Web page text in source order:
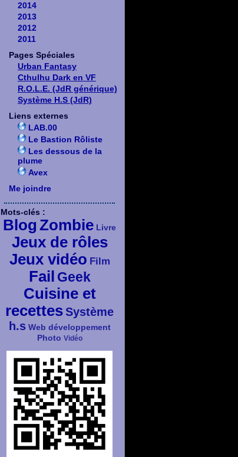
2014
2013
2012
2011
Pages Spéciales
Urban Fantasy
Cthulhu Dark en VF
R.O.L.E. (JdR générique)
Système H.S (JdR)
Liens externes
LAB.00
Le Bastion Rôliste
Les dessous de la
plume
Avex
Me joindre
Mots-clés :
Blog Zombie Livre
Jeux de rôles
Jeux vidéo Film
Fail Geek
Cuisine et
recettesSystème
h.s Web développement
Photo Vidéo